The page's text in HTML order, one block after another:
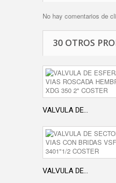
No hay comentarios de
30 OTROS
VALVULA DE...
VALVULA DE...